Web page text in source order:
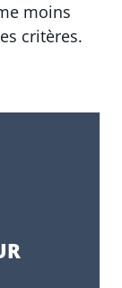
moins
critères.